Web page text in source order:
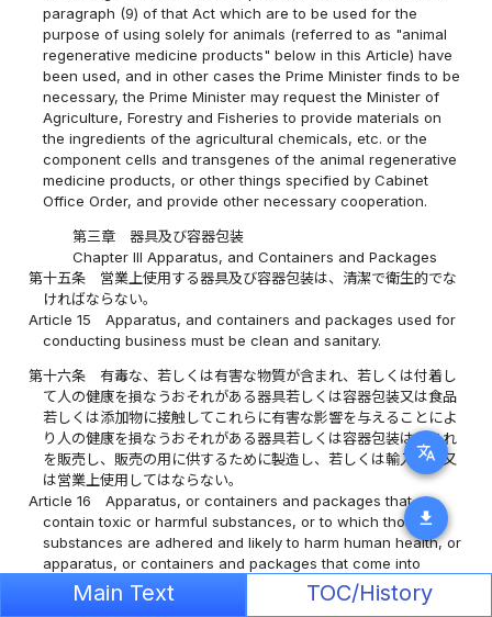
translate
download
paragraph (9) of that Act which are to be used for the
purpose of using solely for animals (referred to as "animal
regenerative medicine products" below in this Article) have
been used, and in other cases the Prime Minister finds to be
necessary, the Prime Minister may request the Minister of
Agriculture, Forestry and Fisheries to provide materials on
the ingredients of the agricultural chemicals, etc. or the
component cells and transgenes of the animal regenerative
medicine products, or other things specified by Cabinet
Office Order, and provide other necessary cooperation.
第三章 器具及び容器包装
Chapter III Apparatus, and Containers and Packages
第十五条
営業上使用する器具及び容器包装は、清潔で衛生的でな
ければならない。
Article 15
Apparatus, and containers and packages used for
conducting business must be clean and sanitary.
第十六条
有毒な、若しくは有害な物質が含まれ、若しくは付着し
て人の健康を損なうおそれがある器具若しくは容器包装又は食品
若しくは添加物に接触してこれらに有害な影響を与えることによ
り人の健康を損なうおそれがある器具若しくは容器包装は、これ
を販売し、販売の用に供するために製造し、若しくは輸入し、又
は営業上使用してはならない。
Article 16
Apparatus, or containers and packages that
contain toxic or harmful substances, or to which those
substances are adhered and likely to harm human health, or
apparatus, or containers and packages that come into
contact with food or additives and likely to harm to human
health due to having a harmful effect, must not be sold,
Main Text TOC/History